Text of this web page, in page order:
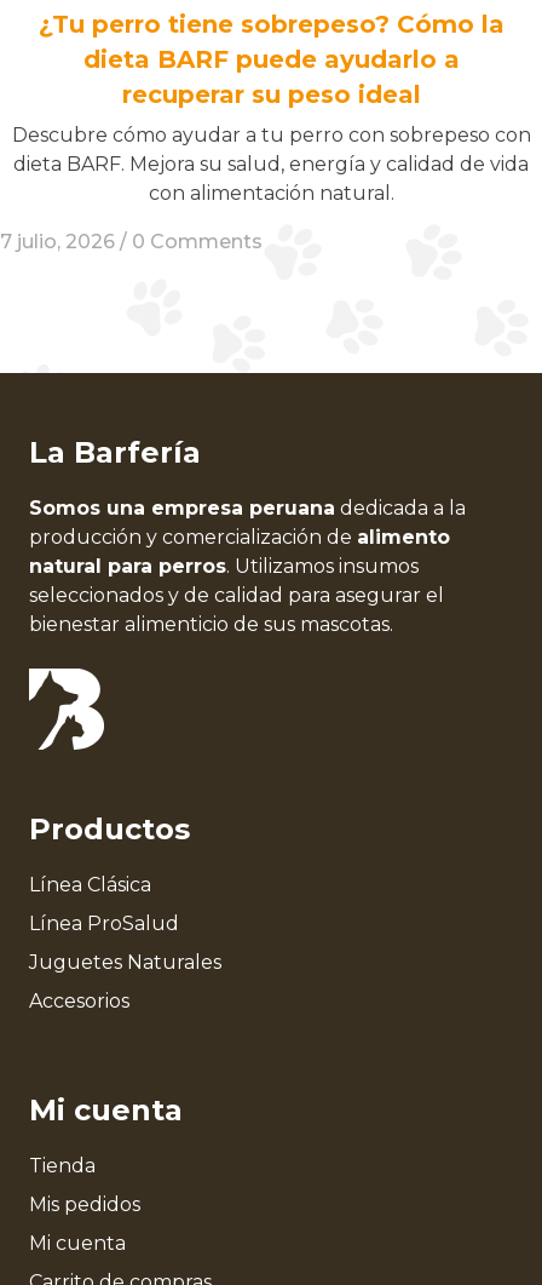
¿Tu perro tiene sobrepeso? Cómo la
dieta BARF puede ayudarlo a
recuperar su peso ideal
Descubre cómo ayudar a tu perro con sobrepeso con
dieta BARF. Mejora su salud, energía y calidad de vida
con alimentación natural.
7 julio, 2026 / 0 Comments
La Barfería
Somos una empresa peruana dedicada a la
producción y comercialización de alimento
natural para perros. Utilizamos insumos
seleccionados y de calidad para asegurar el
bienestar alimenticio de sus mascotas.
Productos
Línea Clásica
Línea ProSalud
Juguetes Naturales
Accesorios
Mi cuenta
Tienda
Mis pedidos
Mi cuenta